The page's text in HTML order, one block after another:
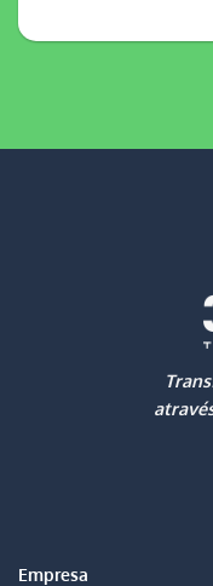
Empresa